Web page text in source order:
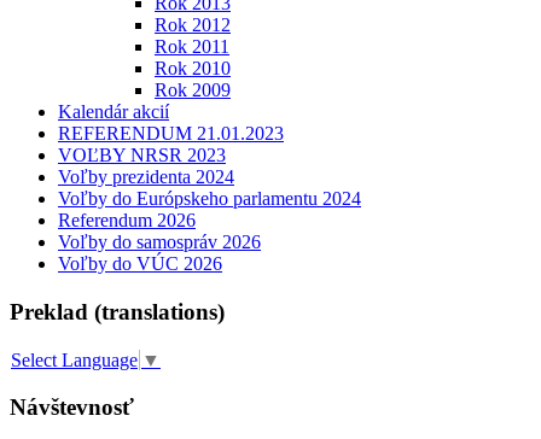
Rok 2012
Rok 2011
Rok 2010
Rok 2009
Kalendár akcií
REFERENDUM 21.01.2023
VOĽBY NRSR 2023
Voľby prezidenta 2024
Voľby do Európskeho parlamentu 2024
Referendum 2026
Voľby do samospráv 2026
Voľby do VÚC 2026
Preklad (translations)
Select Language ▼
Návštevnosť